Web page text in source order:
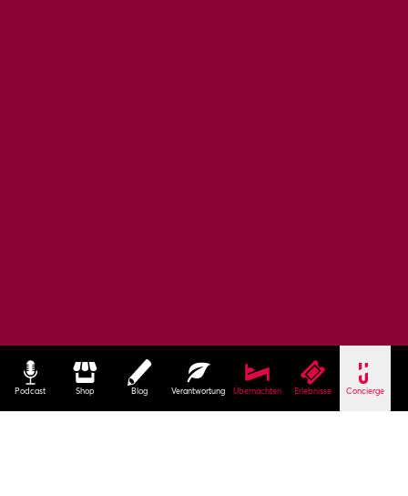
Podcast Shop Blog Verantwortung Übernachten Erlebnisse Concierge